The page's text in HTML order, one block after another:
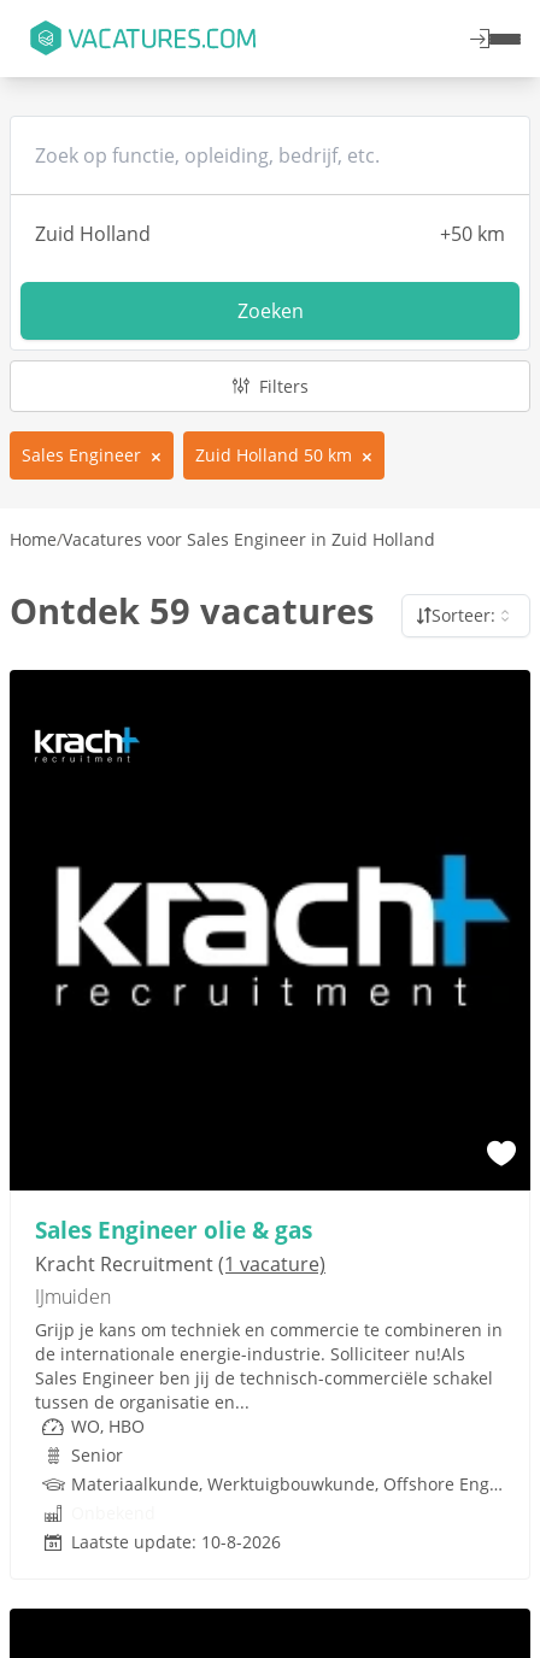
Zoeken
Filters
Sales Engineer Zuid Holland 50 km
Home/Vacatures voor Sales Engineer in Zuid Holland
Ontdek 59 vacatures Sorteer:
Sales Engineer olie & gas
Kracht Recruitment(1 vacature)
IJmuiden
Grijp je kans om techniek en commercie te combineren in
de internationale energie-industrie. Solliciteer nu!Als
Sales Engineer ben jij de technisch-commerciële schakel
tussen de organisatie en...
WO, HBO
Senior
Materiaalkunde, Werktuigbouwkunde, Offshore Engineering, Infrastructuur, Techniek
Laatste update: 10-8-2026